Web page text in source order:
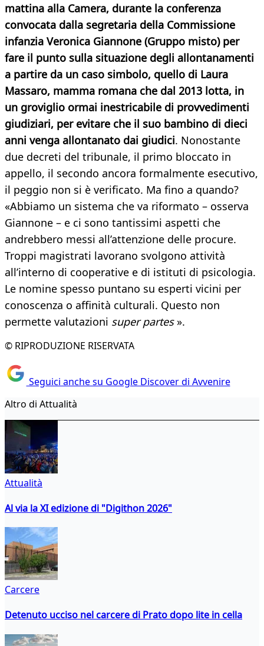
mattina alla Camera, durante la conferenza
convocata dalla segretaria della Commissione
infanzia Veronica Giannone (Gruppo misto) per
fare il punto sulla situazione degli allontanamenti
a partire da un caso simbolo, quello di Laura
Massaro, mamma romana che dal 2013 lotta, in
un groviglio ormai inestricabile di provvedimenti
giudiziari, per evitare che il suo bambino di dieci
anni venga allontanato dai giudici. Nonostante
due decreti del tribunale, il primo bloccato in
appello, il secondo ancora formalmente esecutivo,
il peggio non si è verificato. Ma fino a quando?
«Abbiamo un sistema che va riformato – osserva
Giannone – e ci sono tantissimi aspetti che
andrebbero messi all’attenzione delle procure.
Troppi magistrati lavorano svolgono attività
all’interno di cooperative e di istituti di psicologia.
Le nomine spesso puntano su esperti vicini per
conoscenza o affinità culturali. Questo non
permette valutazioni super partes».
© RIPRODUZIONE RISERVATA
Seguici anche su Google Discover di Avvenire
Altro di Attualità
Attualità
Al via la XI edizione di "Digithon 2026"
Carcere
Detenuto ucciso nel carcere di Prato dopo lite in cella